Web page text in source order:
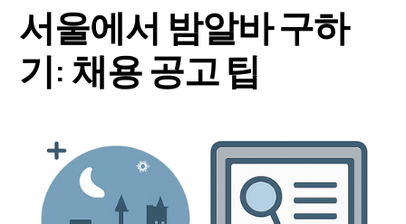
서울에서 밤알바 구하
기: 채용 공고 팁